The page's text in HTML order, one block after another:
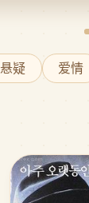
悬疑 爱情